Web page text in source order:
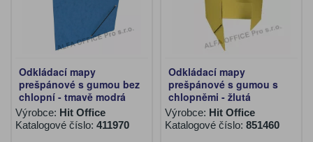
Odkládací mapy
prešpánové s gumou bez
chlopní - tmavě modrá
Výrobce: Hit Office
Katalogové číslo: 411970
Odkládací mapy
prešpánové s gumou s
chlopněmi - žlutá
Výrobce: Hit Office
Katalogové číslo: 851460